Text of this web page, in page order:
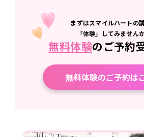
まずはスマイルハートの
「体験」してみません
無料体験のご予約
無料体験のご予約は